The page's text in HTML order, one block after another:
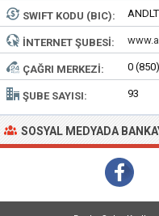
SWIFT KODU (BIC):
İNTERNET ŞUBESI:
ÇAĞRI MERKEZI: 0
ŞUBE SAYISI: 93
SOSYAL MEDYADA